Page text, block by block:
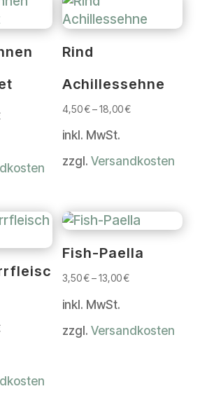
Rind
Achillessehne
4,50€–18,00€
inkl. MwSt.
zzgl.Versandkosten
Fish-Paella
3,50€–13,00€
inkl. MwSt.
zzgl.Versandkosten